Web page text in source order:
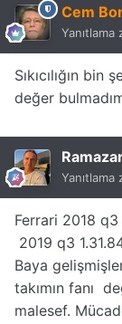
Cem
Yanıtlama
Sıkıcılığın
değer
Yanıtlama
Ferrari 2018 q3
2019 q3
Baya
takımın fanı
malesef.